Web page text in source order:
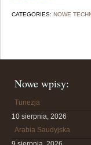
CATEGORIES: NOWE
Nowe wpisy:
Tunezja
10 sierpnia, 2026
Arabia Saudyjska